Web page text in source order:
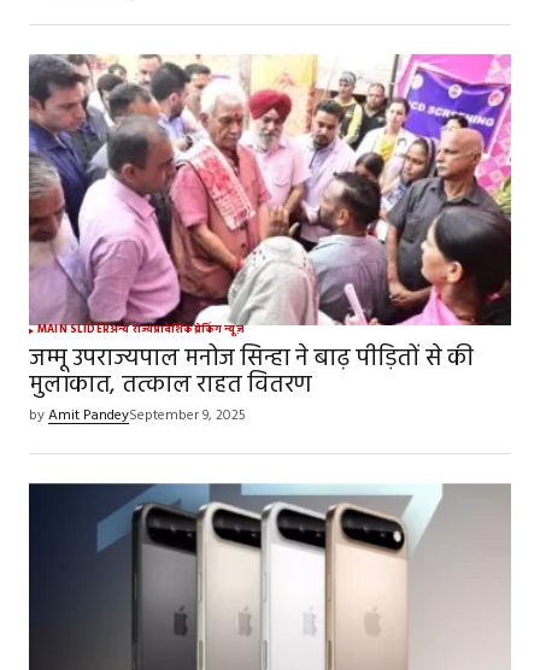
MAIN SLIDERअन्य राज्यप्रादेशिकब्रेकिंग न्यूज़
जम्मू उपराज्यपाल मनोज सिन्हा ने बाढ़ पीड़ितों से की
मुलाकात, तत्काल राहत वितरण
byAmit PandeySeptember 9, 2025